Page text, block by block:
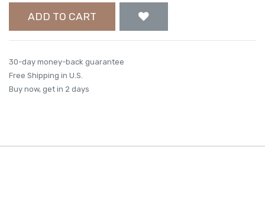
ADD TO CART
30-day money-back guarantee
Free Shipping in U.S.
Buy now, get in 2 days